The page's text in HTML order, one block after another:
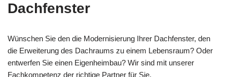
Dachfenster
Wünschen Sie den die Modernisierung Ihrer Dachfenster, den
die Erweiterung des Dachraums zu einem Lebensraum? Oder
entwerfen Sie einen Eigenheimbau? Wir sind mit unserer
Fachkompetenz der richtige Partner für Sie.